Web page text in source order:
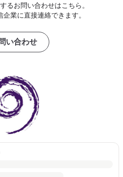
るお問い合わせはこちら。
業に直接連絡できます。
い合わせ